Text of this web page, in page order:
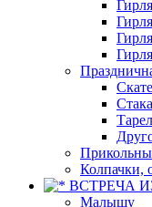
Колпачки,
ВСТРЕЧА
Малышу